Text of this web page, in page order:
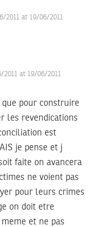
2011 at 19/06/2011
2011 at 19/06/2011
que pour construire
les revendications
est
je pense et j
faite on avancera
ne voient pas
pour leurs crimes
on doit etre
et ne pas